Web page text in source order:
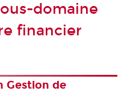
domaine
financier
Gestion de